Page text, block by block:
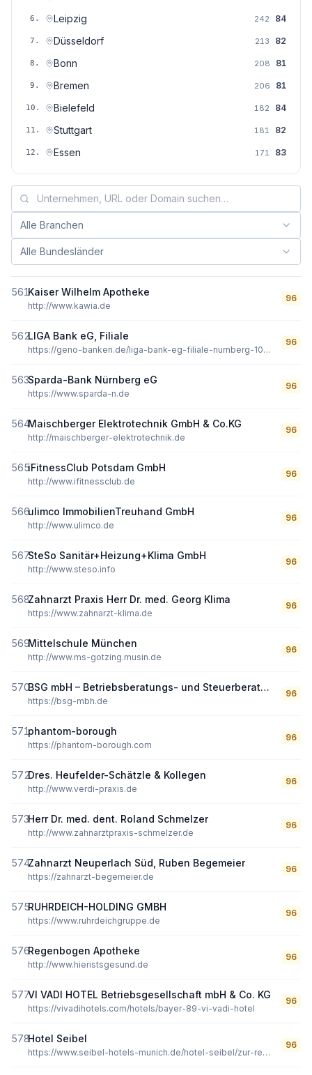
6 . Leipzig 242 84
7 . Düsseldorf 213 82
8 . Bonn 208 81
9 . Bremen 206 81
10 . Bielefeld 182 84
11 . Stuttgart 181 82
12 . Essen 171 83
Branche filtern:
Alle Branchen
Bundesland filtern:
Alle Bundesländer
561Kaiser Wilhelm Apotheke
http://www.kawia.de
96
562LIGA Bank eG, Filiale
https://geno-banken.de/liga-bank-eg-filiale-nurnberg-106049
96
563Sparda-Bank Nürnberg eG
https://www.sparda-n.de
96
564Maischberger Elektrotechnik GmbH & Co.KG
http://maischberger-elektrotechnik.de
96
565iFitnessClub Potsdam GmbH
http://www.ifitnessclub.de
96
566ulimco ImmobilienTreuhand GmbH
http://www.ulimco.de
96
567SteSo Sanitär+Heizung+Klima GmbH
http://www.steso.info
96
568Zahnarzt Praxis Herr Dr. med. Georg Klima
https://www.zahnarzt-klima.de
96
569Mittelschule München
http://www.ms-gotzing.musin.de
96
570 BSG mbH – Betriebsberatungs- und Steuerberatungsgesellschaft mit beschränkter Haftung
https://bsg-mbh.de
96
571phantom-borough
https://phantom-borough.com
96
572Dres. Heufelder-Schätzle & Kollegen
http://www.verdi-praxis.de
96
573Herr Dr. med. dent. Roland Schmelzer
http://www.zahnarztpraxis-schmelzer.de
96
574Zahnarzt Neuperlach Süd, Ruben Begemeier
https://zahnarzt-begemeier.de
96
575RUHRDEICH-HOLDING GMBH
https://www.ruhrdeichgruppe.de
96
576Regenbogen Apotheke
http://www.hieristsgesund.de
96
577VI VADI HOTEL Betriebsgesellschaft mbH & Co. KG
https://vivadihotels.com/hotels/bayer-89-vi-vadi-hotel
96
578Hotel Seibel
https://www.seibel-hotels-munich.de/hotel-seibel/zur-reservierung.html
96